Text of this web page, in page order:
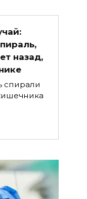
назад,
спирали